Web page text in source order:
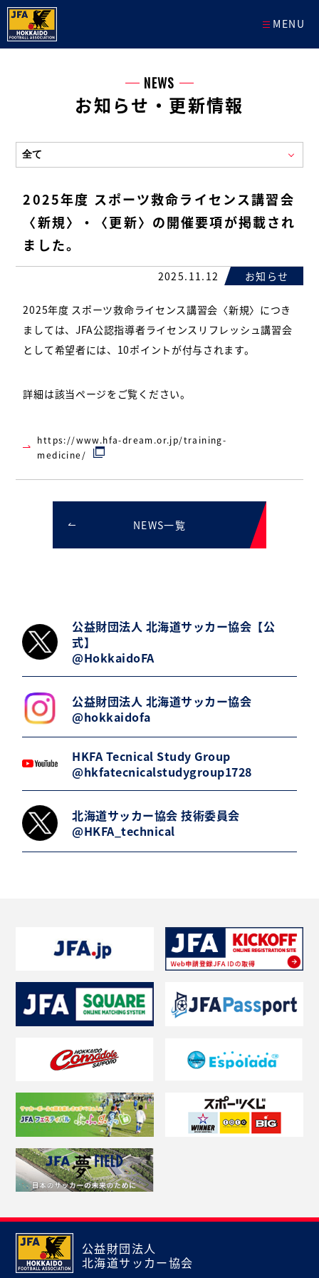
MENU
NEWS
お知らせ・更新情報
2025年度 スポーツ救命ライセンス講習会
〈新規〉・〈更新〉の開催要項が掲載され
ました。
2025.11.12 お知らせ
2025年度 スポーツ救命ライセンス講習会〈新規〉につき
ましては、 JFA公認指導者ライセンスリフレッシュ講習会
として希望者には、 10ポイントが付与されます。
詳細は該当ページをご覧ください。
https://www.hfa-dream.or.jp/training-
medicine/
NEWS一覧
公益財団法人 北海道サッカー協会【公
式】
@HokkaidoFA
公益財団法人 北海道サッカー協会
@hokkaidofa
HKFA Tecnical Study Group
@hkfatecnicalstudygroup1728
北海道サッカー協会 技術委員会
@HKFA_technical
公益財団法人
北海道サッカー協会